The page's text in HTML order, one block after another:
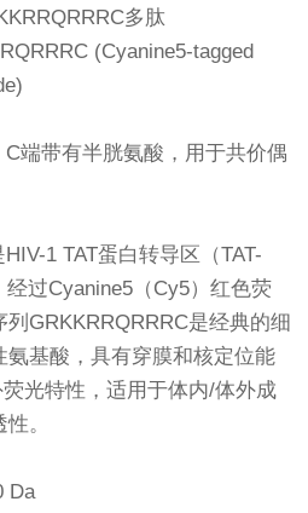
多肽
(Cyanine5-tagged
端带有半胱氨酸，用于共价偶
1 TAT蛋白转导区（TAT-
过Cyanine5（Cy5）红色荧
GRKKRRQRRRC是经典的细
氨基酸，具有穿膜和核定位能
光特性，适用于体内/体外成
。
Da